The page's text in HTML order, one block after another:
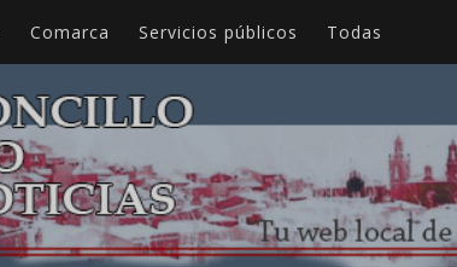
Comarca Servicios públicos Todas